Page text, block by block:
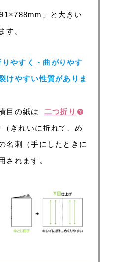
」と大きい
す。
りやすく・曲がりやす
けやすい性質がありま
目の紙は
二つ折り
（きれいに折れて、め
名刺（手にしたときに
されます。